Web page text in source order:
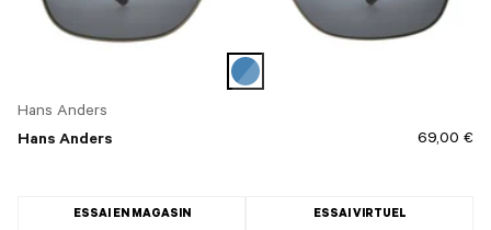
Hans Anders
Hans Anders
69,00 €
ESSAI EN MAGASIN ESSAI VIRTUEL